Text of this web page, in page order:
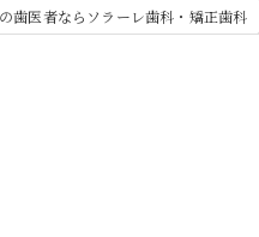
歯医者ならソラーレ歯科・矯正歯科